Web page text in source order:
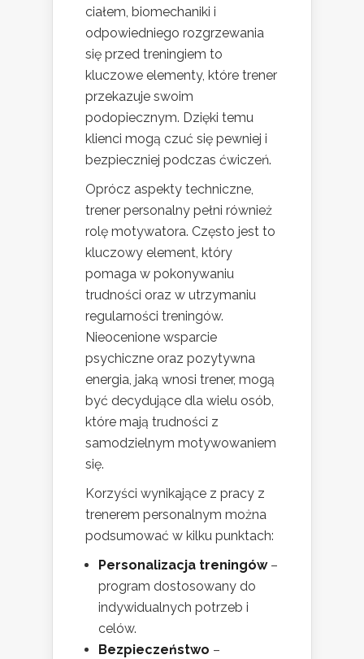
ciałem, biomechaniki i
odpowiedniego rozgrzewania
się przed treningiem to
kluczowe elementy, które trener
przekazuje swoim
podopiecznym. Dzięki temu
klienci mogą czuć się pewniej i
bezpieczniej podczas ćwiczeń.
Oprócz aspekty techniczne,
trener personalny pełni również
rolę motywatora. Często jest to
kluczowy element, który
pomaga w pokonywaniu
trudności oraz w utrzymaniu
regularności treningów.
Nieocenione wsparcie
psychiczne oraz pozytywna
energia, jaką wnosi trener, mogą
być decydujące dla wielu osób,
które mają trudności z
samodzielnym motywowaniem
się.
Korzyści wynikające z pracy z
trenerem personalnym można
podsumować w kilku punktach:
Personalizacja treningów–
program dostosowany do
indywidualnych potrzeb i
celów.
Bezpieczeństwo –